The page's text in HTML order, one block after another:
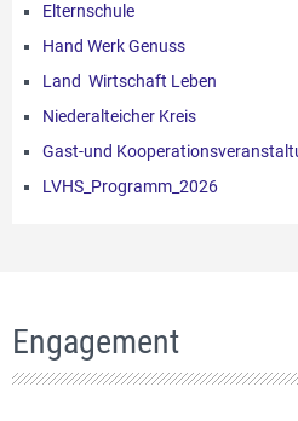
Elternschule
Hand Werk Genuss
Land Wirtschaft Leben
Niederalteicher Kreis
Gast-und
LVHS_Programm_2026
Engagement